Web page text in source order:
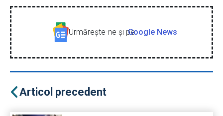
Urmăreşte-ne şi peGoogle News
Articol precedent